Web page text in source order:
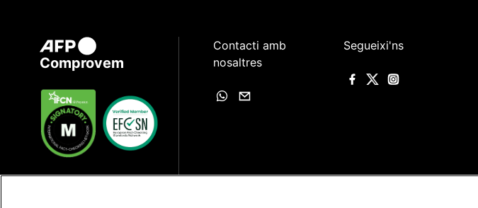
Comprovem
Contacti amb
nosaltres
Segueixi'ns